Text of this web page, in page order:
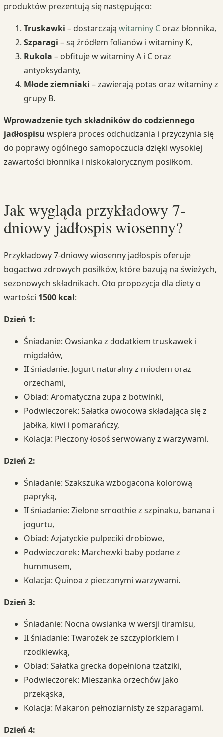
produktów prezentują się następująco:
Truskawki – dostarczają witaminy C oraz błonnika,
Szparagi – są źródłem folianów i witaminy K,
Rukola – obfituje w witaminy A i C oraz
antyoksydanty,
Młode ziemniaki – zawierają potas oraz witaminy z
grupy B.
Wprowadzenie tych składników do codziennego
jadłospisu wspiera proces odchudzania i przyczynia się
do poprawy ogólnego samopoczucia dzięki wysokiej
zawartości błonnika i niskokalorycznym posiłkom.
Jak wygląda przykładowy 7-
dniowy jadłospis wiosenny?
Przykładowy 7-dniowy wiosenny jadłospis oferuje
bogactwo zdrowych posiłków, które bazują na świeżych,
sezonowych składnikach. Oto propozycja dla diety o
wartości 1500 kcal:
Dzień 1:
Śniadanie: Owsianka z dodatkiem truskawek i
migdałów,
II śniadanie: Jogurt naturalny z miodem oraz
orzechami,
Obiad: Aromatyczna zupa z botwinki,
Podwieczorek: Sałatka owocowa składająca się z
jabłka, kiwi i pomarańczy,
Kolacja: Pieczony łosoś serwowany z warzywami.
Dzień 2:
Śniadanie: Szakszuka wzbogacona kolorową
papryką,
II śniadanie: Zielone smoothie z szpinaku, banana i
jogurtu,
Obiad: Azjatyckie pulpeciki drobiowe,
Podwieczorek: Marchewki baby podane z
hummusem,
Kolacja: Quinoa z pieczonymi warzywami.
Dzień 3:
Śniadanie: Nocna owsianka w wersji tiramisu,
II śniadanie: Twarożek ze szczypiorkiem i
rzodkiewką,
Obiad: Sałatka grecka dopełniona tzatziki,
Podwieczorek: Mieszanka orzechów jako
przekąska,
Kolacja: Makaron pełnoziarnisty ze szparagami.
Dzień 4: